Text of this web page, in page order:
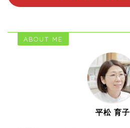
ABOUT ME
平松 育子